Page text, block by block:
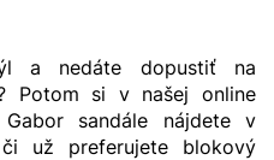
a nedáte dopustiť na
Potom si v našej online
sandále nájdete v
už preferujete blokový